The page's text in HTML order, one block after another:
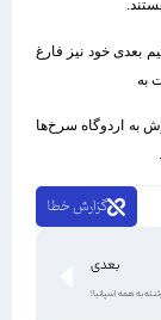
بعدی خود نیز فارغ
اردوگاه سرخ‌ها
گزارش خطا
بعدی
به همه اسپانیا!